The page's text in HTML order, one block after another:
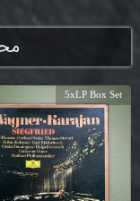
5xLP Box Set